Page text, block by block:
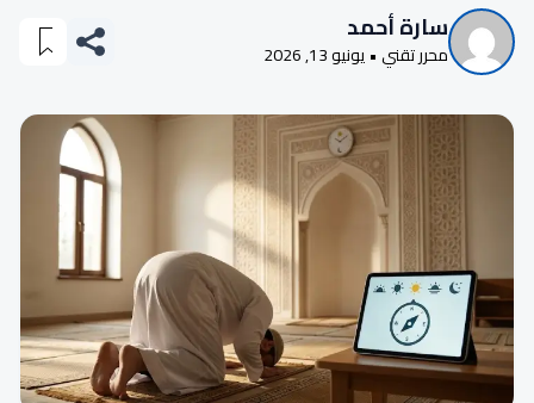
سارة أحمد
محرر تقني • يونيو 13, 2026